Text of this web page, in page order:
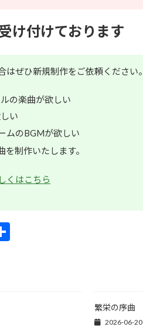
け付けております
ぜひ新規制作をご依頼ください。
の楽曲が欲しい
い
ムのBGMが欲しい
制作いたします。
くはこちら
繁栄の序曲
2026-06-20